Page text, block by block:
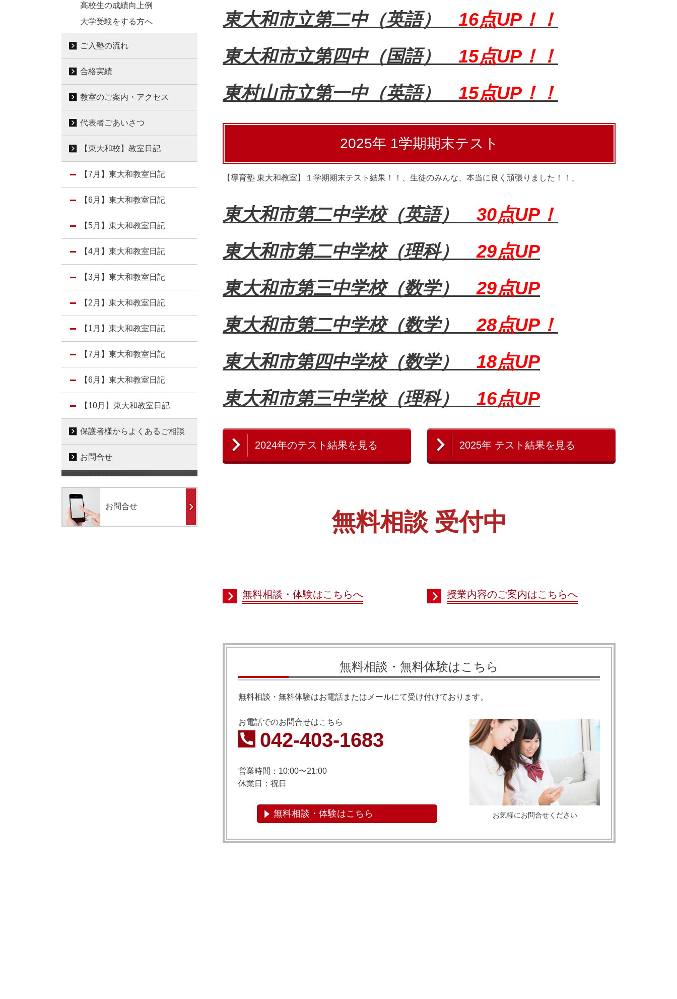
東大和市立第二中（英語） 16点UP！！
東大和市立第四中（国語） 15点UP！！
東村山市立第一中（英語） 15点UP！！
2025年 1学期期末テスト
【導育塾 東大和教室】１学期期末テスト結果！！、生徒のみんな、本当に良く頑張りました！！、
東大和市第二中学校（英語） 30点UP！
東大和市第二中学校（理科）29点UP
東大和市第三中学校（数学）29点UP
東大和市第二中学校（数学）28点UP！
東大和市第四中学校（数学） 18点UP
東大和市第三中学校（理科） 16点UP
2024年のテスト結果を見る 2025年 テスト結果を見る
無料相談 受付中
無料相談・体験はこちらへ 授業内容のご案内はこちらへ
無料相談・無料体験はこちら
無料相談・無料体験はお電話またはメールにて受け付けております。
お気軽にお問合せください
お電話でのお問合せはこちら
042-403-1683
営業時間：10:00〜21:00
休業日：祝日
無料相談・体験はこちら
高校生の成績向上例
大学受験をする方へ
ご入塾の流れ
合格実績
教室のご案内・アクセス
代表者ごあいさつ
【東大和校】教室日記
【7月】東大和教室日記
【6月】東大和教室日記
【5月】東大和教室日記
【4月】東大和教室日記
【3月】東大和教室日記
【2月】東大和教室日記
【1月】東大和教室日記
【7月】東大和教室日記
【6月】東大和教室日記
【10月】東大和教室日記
保護者様からよくあるご相談
お問合せ
お問合せ